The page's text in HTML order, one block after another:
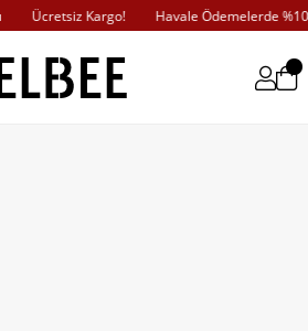
Ücretsiz Kargo! Havale Ödemelerde %10